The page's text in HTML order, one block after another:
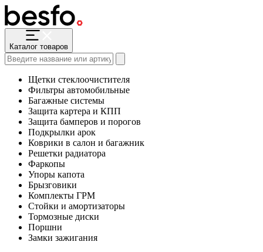
Каталог товаров
Щетки стеклоочистителя
Фильтры автомобильные
Багажные системы
Защита картера и КПП
Защита бамперов и порогов
Подкрылки арок
Коврики в салон и багажник
Решетки радиатора
Фаркопы
Упоры капота
Брызговики
Комплекты ГРМ
Стойки и амортизаторы
Тормозные диски
Поршни
Замки зажигания